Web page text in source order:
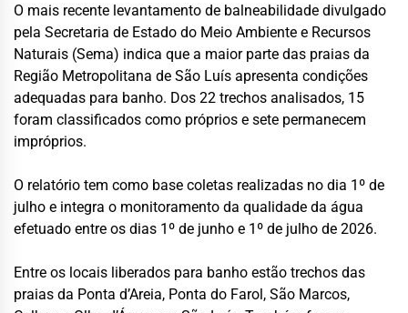
O mais recente levantamento de balneabilidade divulgado
pela Secretaria de Estado do Meio Ambiente e Recursos
Naturais (Sema) indica que a maior parte das praias da
Região Metropolitana de São Luís apresenta condições
adequadas para banho. Dos 22 trechos analisados, 15
foram classificados como próprios e sete permanecem
impróprios.
O relatório tem como base coletas realizadas no dia 1º de
julho e integra o monitoramento da qualidade da água
efetuado entre os dias 1º de junho e 1º de julho de 2026.
Entre os locais liberados para banho estão trechos das
praias da Ponta d’Areia, Ponta do Farol, São Marcos,